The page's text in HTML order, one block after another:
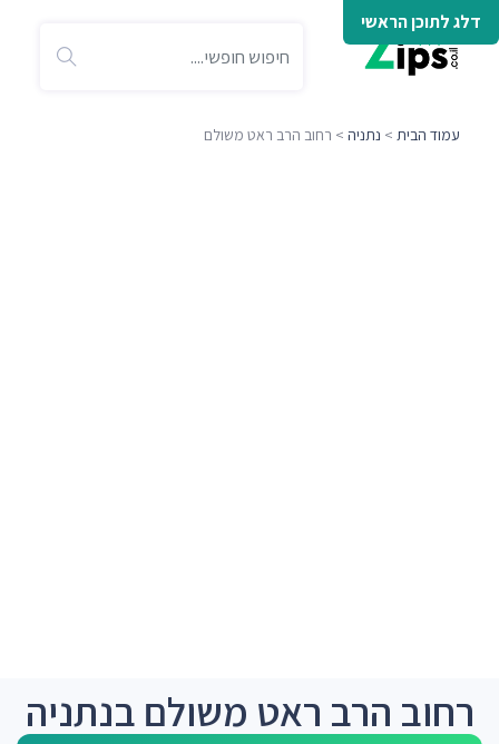
דלג לתוכן הראשי
עמוד הבית > נתניה > רחוב הרב ראט משולם
רחוב הרב ראט משולם בנתניה